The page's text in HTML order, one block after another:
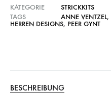
KATEGORIE
STRICKKITS
TAGS
ANNE VENTZEL,
HERREN DESIGNS, PEER GYNT
BESCHREIBUNG